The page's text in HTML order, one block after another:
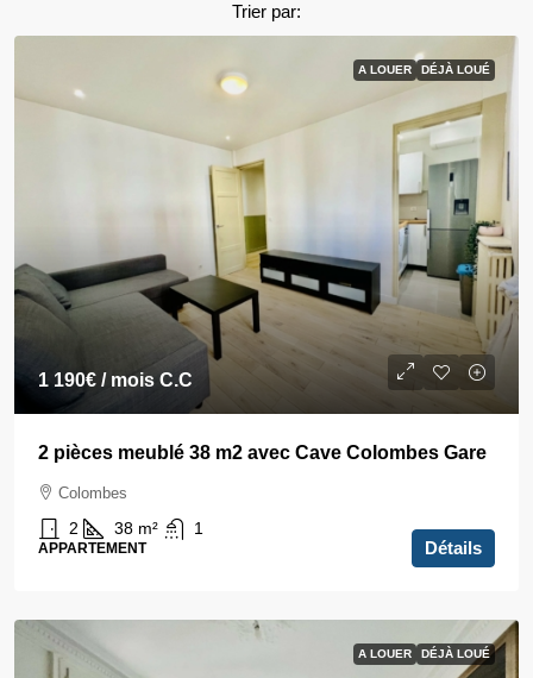
Trier par:
A LOUER DÉJÀ LOUÉ
1 190€ / mois C.C
2 pièces meublé 38 m2 avec Cave Colombes Gare
Colombes
2 38 m² 1
APPARTEMENT Détails
A LOUER DÉJÀ LOUÉ